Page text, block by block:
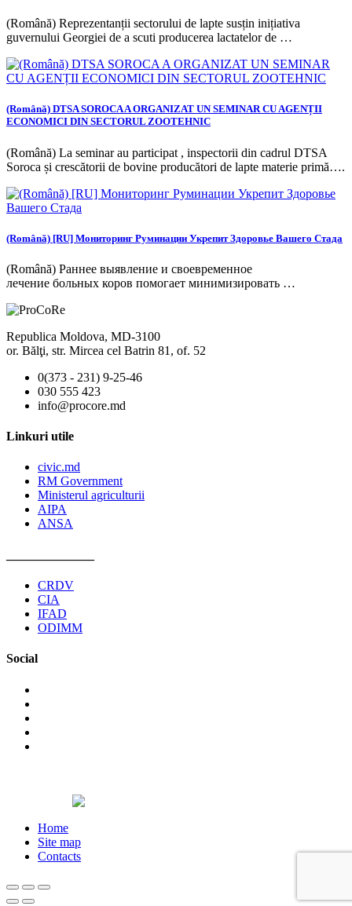
(Română) Reprezentanții sectorului de lapte susțin inițiativa
guvernului Georgiei de a scuti producerea lactatelor de …
(Română) DTSA SOROCA A ORGANIZAT UN SEMINAR CU AGENȚII
ECONOMICI DIN SECTORUL ZOOTEHNIC
(Română) La seminar au participat , inspectorii din cadrul DTSA
Soroca și crescătorii de bovine producători de lapte materie primă….
(Română) [RU] Мониторинг Руминации Укрепит Здоровье Вашего Стада
(Română) Раннее выявление и своевременное
лечение больных коров помогает минимизировать …
Republica Moldova, MD-3100
or. Bălţi, str. Mircea cel Batrin 81, of. 52
0(373 - 231) 9-25-46
030 555 423
info@procore.md
Linkuri utile
civic.md
RM Government
Ministerul agriculturii
AIPA
ANSA
CRDV
CIA
IFAD
ODIMM
Social
Home
Site map
Contacts